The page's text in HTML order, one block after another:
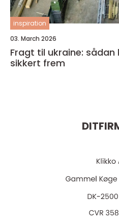
inspiration
03. March 2026
Fragt til ukraine:
sikkert frem